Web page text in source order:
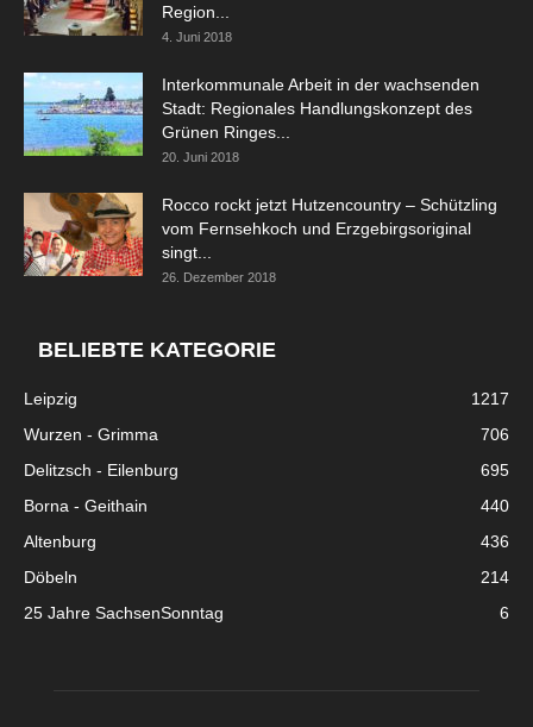
Region...
4. Juni 2018
Interkommunale Arbeit in der wachsenden
Stadt: Regionales Handlungskonzept des
Grünen Ringes...
20. Juni 2018
Rocco rockt jetzt Hutzencountry – Schützling
vom Fernsehkoch und Erzgebirgsoriginal
singt...
26. Dezember 2018
BELIEBTE KATEGORIE
Leipzig
1217
Wurzen - Grimma
706
Delitzsch - Eilenburg
695
Borna - Geithain
440
Altenburg
436
Döbeln
214
25 Jahre SachsenSonntag
6